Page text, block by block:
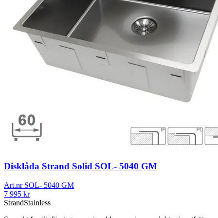
Disklåda Strand Solid SOL- 5040 GM
Art.nr SOL- 5040 GM
7 995 kr
StrandStainless